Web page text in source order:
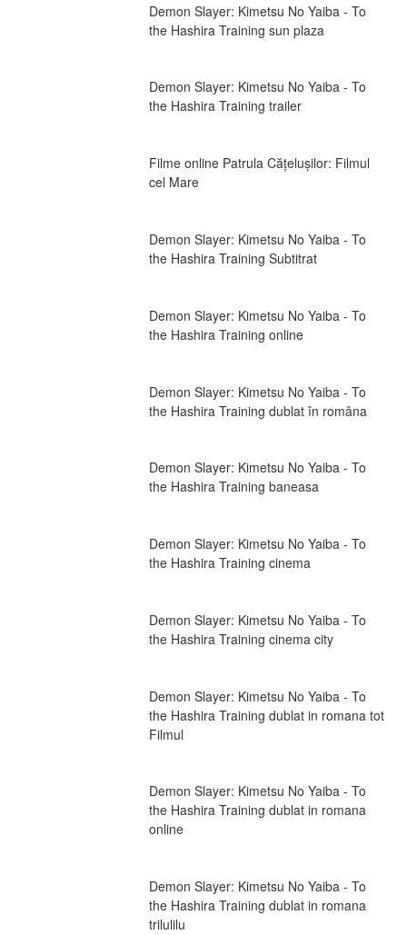
Demon Slayer: Kimetsu No Yaiba - To
the Hashira Training sun plaza
Demon Slayer: Kimetsu No Yaiba - To
the Hashira Training trailer
Filme online Patrula Cățelușilor: Filmul
cel Mare
Demon Slayer: Kimetsu No Yaiba - To
the Hashira Training Subtitrat
Demon Slayer: Kimetsu No Yaiba - To
the Hashira Training online
Demon Slayer: Kimetsu No Yaiba - To
the Hashira Training dublat în româna
Demon Slayer: Kimetsu No Yaiba - To
the Hashira Training baneasa
Demon Slayer: Kimetsu No Yaiba - To
the Hashira Training cinema
Demon Slayer: Kimetsu No Yaiba - To
the Hashira Training cinema city
Demon Slayer: Kimetsu No Yaiba - To
the Hashira Training dublat in romana tot
Filmul
Demon Slayer: Kimetsu No Yaiba - To
the Hashira Training dublat in romana
online
Demon Slayer: Kimetsu No Yaiba - To
the Hashira Training dublat in romana
trilulilu